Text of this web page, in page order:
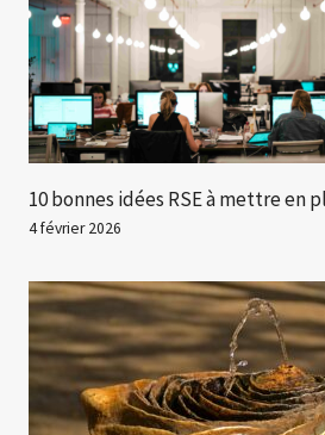
10 bonnes idées RSE à mettre en
4 février 2026